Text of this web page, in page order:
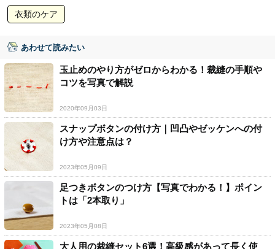
衣類のケア
あわせて読みたい
玉止めのやり方がゼロからわかる！裁縫の手順や
コツを写真で解説
2020年09月03日
スナップボタンの付け方｜凹凸やゼッケンへの付
け方や注意点は？
2023年05月09日
足つきボタンのつけ方【写真でわかる！】ポイン
トは「2本取り」
2023年05月08日
大人用の裁縫セット6選！高級感があって長く使